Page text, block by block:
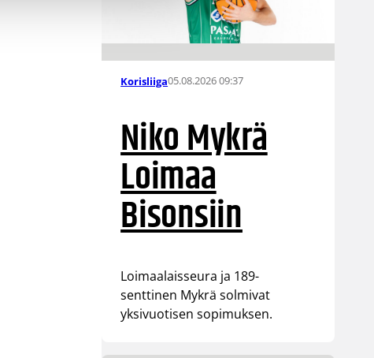
Korisliiga05.08.2026 09:37
Niko Mykrä
Loimaa
Bisonsiin
Loimaalaisseura ja 189-
senttinen Mykrä solmivat
yksivuotisen sopimuksen.